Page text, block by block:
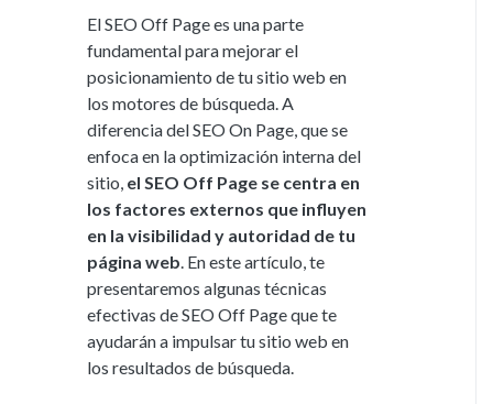
El SEO Off Page es una parte
fundamental para mejorar el
posicionamiento de tu sitio web en
los motores de búsqueda. A
diferencia del SEO On Page, que se
enfoca en la optimización interna del
sitio, el SEO Off Page se centra en
los factores externos que influyen
en la visibilidad y autoridad de tu
página web . En este artículo, te
presentaremos algunas técnicas
efectivas de SEO Off Page que te
ayudarán a impulsar tu sitio web en
los resultados de búsqueda.